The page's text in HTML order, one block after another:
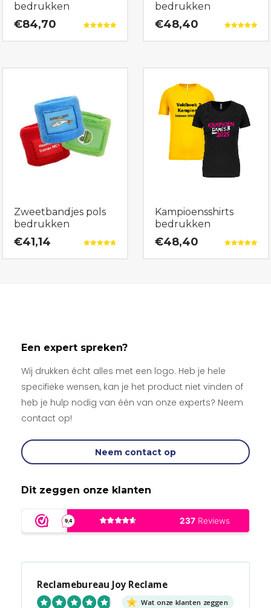
bedrukken
€84,70
bedrukken
€48,40
Zweetbandjes pols
bedrukken
€41,14
Kampioensshirts
bedrukken
€48,40
Een expert spreken?
Wij drukken écht alles met een logo. Heb je hele
specifieke wensen, kan je het product niet vinden of
heb je hulp nodig van één van onze experts? Neem
contact op!
Neem contact op
Dit zeggen onze klanten
Reclamebureau Joy Reclame
Wat onze klanten zeggen